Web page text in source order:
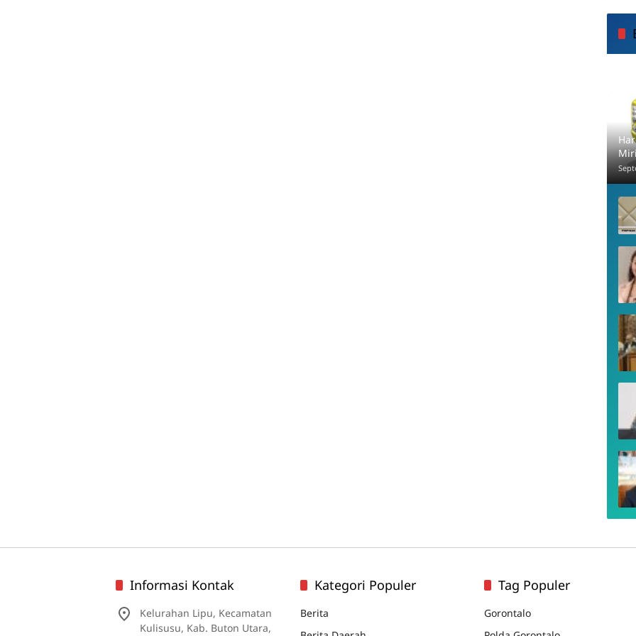
Informasi Kontak
Kelurahan Lipu, Kecamatan
Kulisusu, Kab. Buton Utara,
Kategori Populer
Berita
Tag Populer
Gorontalo